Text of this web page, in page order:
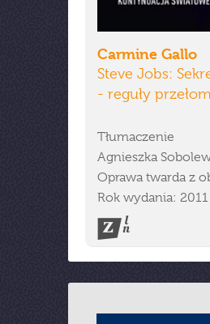
Carmine Gallo
Steve Jobs:
- reguły
Tłumaczenie
Agnieszka
Oprawa twarda z
Rok wydania: 2011